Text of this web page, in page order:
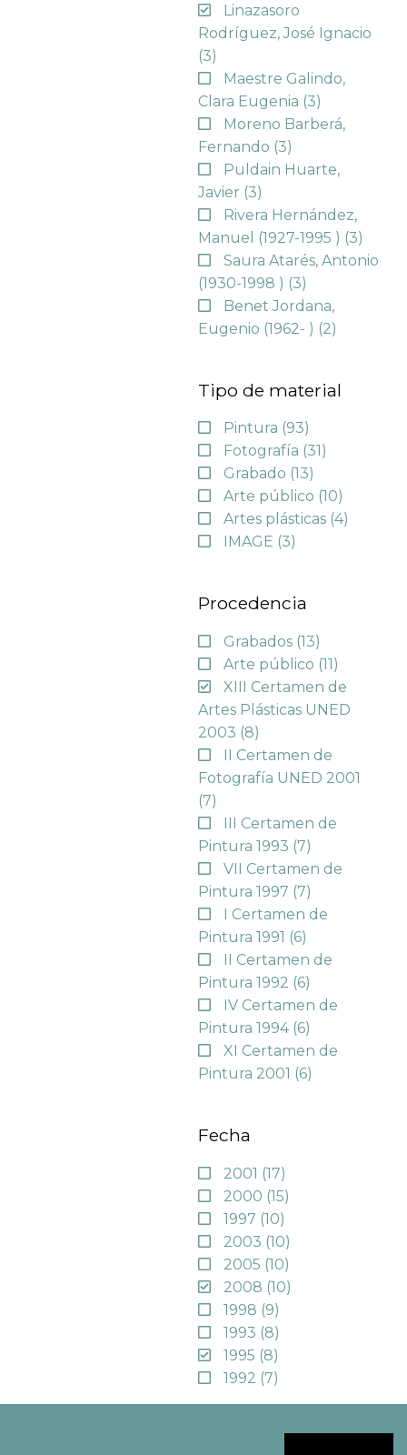
Linazasoro
Rodríguez, José Ignacio
(3)
Maestre Galindo,
Clara Eugenia (3)
Moreno Barberá,
Fernando (3)
Puldain Huarte,
Javier (3)
Rivera Hernández,
Manuel (1927-1995 ) (3)
Saura Atarés, Antonio
(1930-1998 ) (3)
Benet Jordana,
Eugenio (1962- ) (2)
Tipo de material
Pintura (93)
Fotografía (31)
Grabado (13)
Arte público (10)
Artes plásticas (4)
IMAGE (3)
Procedencia
Grabados (13)
Arte público (11)
XIII Certamen de
Artes Plásticas UNED
2003 (8)
II Certamen de
Fotografía UNED 2001
(7)
III Certamen de
Pintura 1993 (7)
VII Certamen de
Pintura 1997 (7)
I Certamen de
Pintura 1991 (6)
II Certamen de
Pintura 1992 (6)
IV Certamen de
Pintura 1994 (6)
XI Certamen de
Pintura 2001 (6)
Fecha
2001 (17)
2000 (15)
1997 (10)
2003 (10)
2005 (10)
2008 (10)
1998 (9)
1993 (8)
1995 (8)
1992 (7)